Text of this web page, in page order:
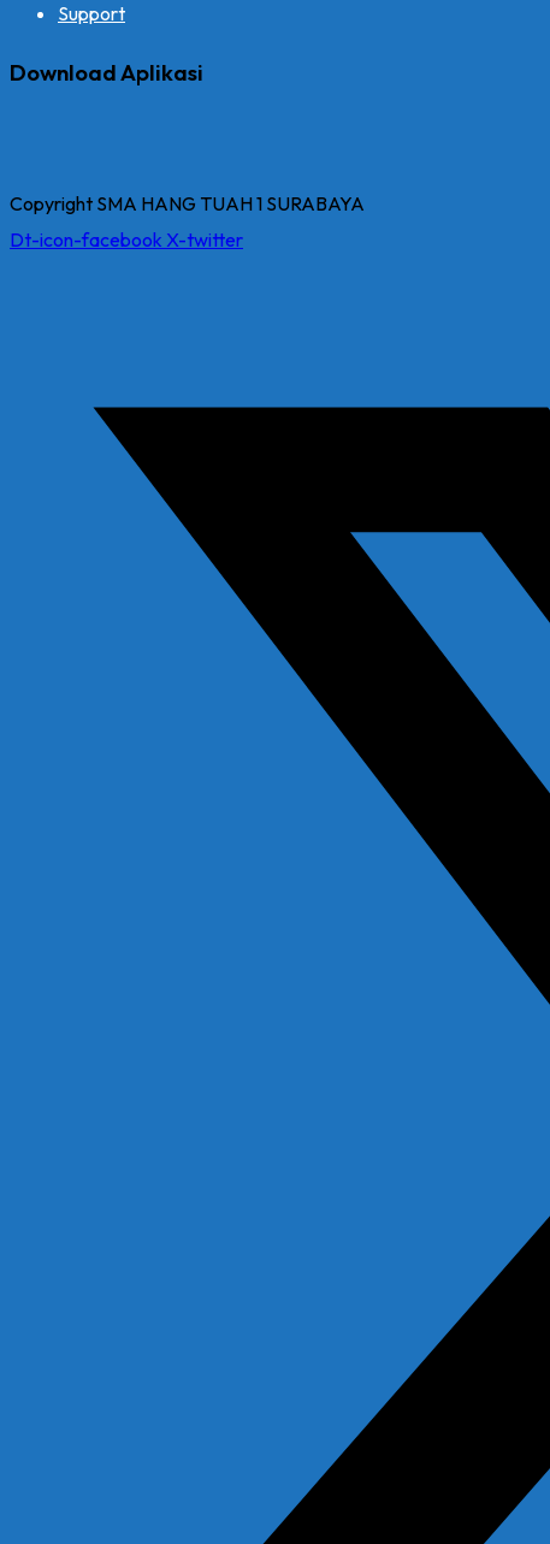
Support
Download Aplikasi
Copyright SMA HANG TUAH 1 SURABAYA
Dt-icon-facebook X-twitter